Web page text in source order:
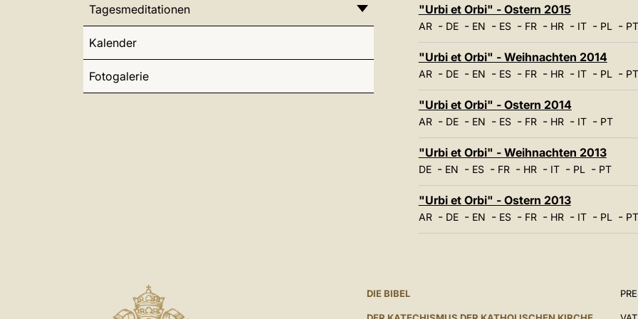
Tagesmeditationen
Kalender
Fotogalerie
"Urbi et Orbi" - Ostern 2015
AR- DE- EN - ES- FR- HR- IT- PL- PT
"Urbi et Orbi" - Weihnachten 2014
AR- DE- EN - ES- FR- HR- IT- PL- PT
"Urbi et Orbi" - Ostern 2014
AR- DE- EN - ES- FR- HR- IT- PT
"Urbi et Orbi" - Weihnachten 2013
DE- EN - ES- FR- HR- IT- PL- PT
"Urbi et Orbi" - Ostern 2013
AR- DE- EN - ES- FR- HR- IT- PL- PT
DIE BIBEL